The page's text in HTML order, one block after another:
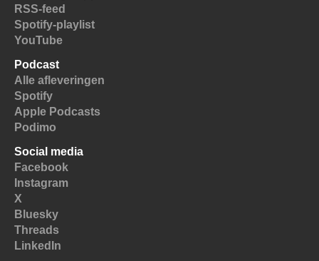
RSS-feed
Spotify-playlist
YouTube
Podcast
Alle afleveringen
Spotify
Apple Podcasts
Podimo
Social media
Facebook
Instagram
X
Bluesky
Threads
LinkedIn